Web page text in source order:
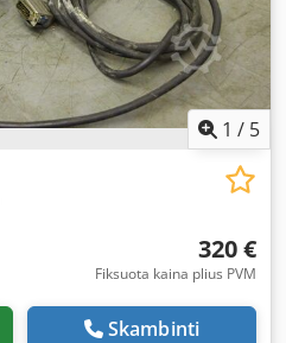
1 / 5
320 €
Fiksuota kaina plius PVM
Skambinti